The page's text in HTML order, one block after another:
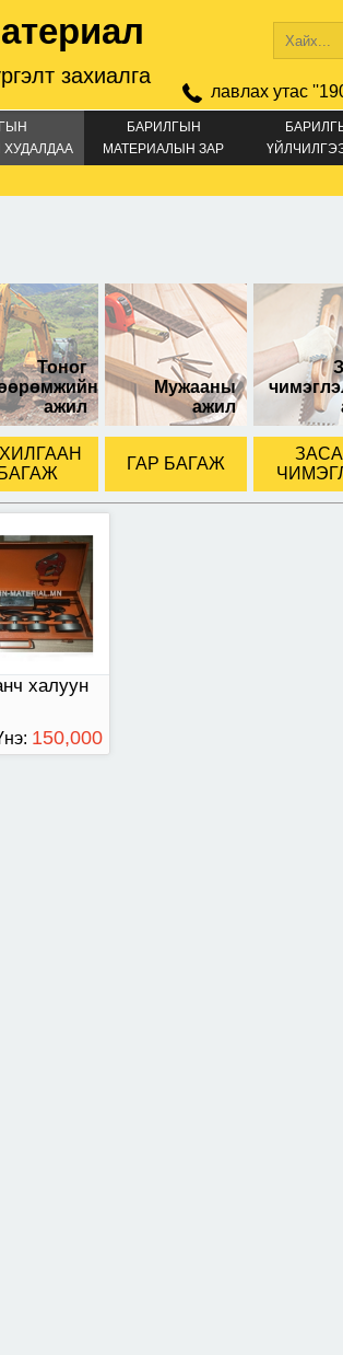
захиалга
лавлах утас
БАРИЛГЫН
МАТЕРИАЛЫН ЗАР
Тоног
ажил
Мужааны
ажил
БАГАЖ
ГАР БАГАЖ
халуун
150,000